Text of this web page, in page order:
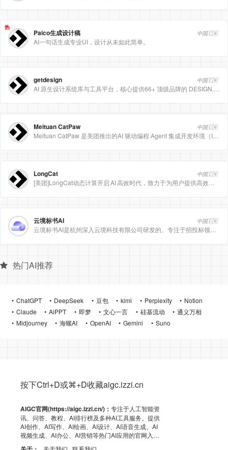
热
Paico生成设计稿 中国🇨🇳
AI一句话生成专业UI，设计从未如此简单。
getdesign 中国🇨🇳
AI 原生设计系统库与工具平台，核心提供66+ 顶级品牌的 DESIGN.md 设计规范文件
Meituan CatPaw 中国🇨🇳
Meituan CatPaw 是美团推出的AI 驱动编程 Agent 集成开发环境（IDE），定位为智能编程助手
LongCat 中国🇨🇳
[美团]LongCat动态计算开启 AI 高效时代，致力于为用户提供高效、精准、多模态的人工智能服务。
云境标书AI 中国🇨🇳
云境标书AI是杭州深入云境科技有限公司研发的、专注于招投标领域的垂直人工智能平台。该平台深度集成自然
热门AI推荐
ChatGPT DeepSeek 豆包 kimi Perplexity
Notion
Claude
AiPPT 即梦 文心一言 硅基流动
通义万相
Midjourney
海螺AI OpenAI Gemini Suno
按下Ctrl+D或⌘+D收藏aigc.izzi.cn
AIGC官网(https://aigc.izzi.cn/)： 专注于人工智能资
讯、问答、教程、AI排行榜及多种AI工具服务。提供
AI创作、AI写作、AI绘画、AI设计、AI语音生成、AI
视频生成、AI办公、AI营销等热门AI应用的官网入